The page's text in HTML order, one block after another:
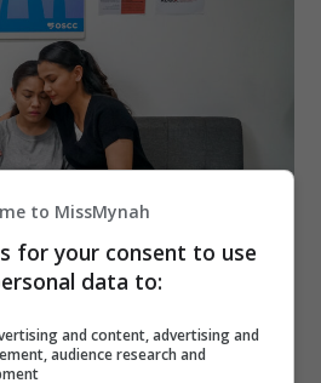
hidup baru dan keluar
to MissMynah
for your consent to use
data to:
and content, advertising and
audience research and